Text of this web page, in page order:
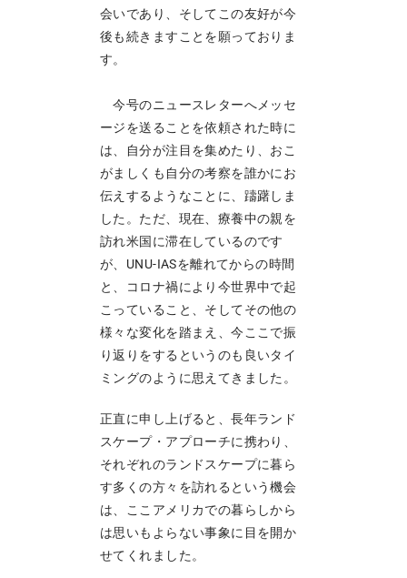
会いであり、そしてこの友好が今
後も続きますことを願っておりま
す。
今号のニュースレターへメッセ
ージを送ることを依頼された時に
は、自分が注目を集めたり、おこ
がましくも自分の考察を誰かにお
伝えするようなことに、躊躇しま
した。ただ、現在、療養中の親を
訪れ米国に滞在しているのです
が、UNU-IASを離れてからの時間
と、コロナ禍により今世界中で起
こっていること、そしてその他の
様々な変化を踏まえ、今ここで振
り返りをするというのも良いタイ
ミングのように思えてきました。
正直に申し上げると、長年ランド
スケープ・アプローチに携わり、
それぞれのランドスケープに暮ら
す多くの方々を訪れるという機会
は、ここアメリカでの暮らしから
は思いもよらない事象に目を開か
せてくれました。